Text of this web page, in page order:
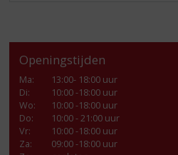
Openingstijden
Ma:
13:00- 18:00 uur
Di:
10:00 -18:00 uur
Wo:
10:00 -18:00 uur
Do:
10:00 - 21:00 uur
Vr:
10:00 -18:00 uur
Za:
09:00 -18:00 uur